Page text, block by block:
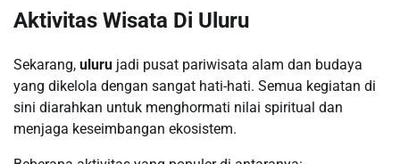
Aktivitas Wisata Di Uluru
Sekarang, uluru jadi pusat pariwisata alam dan budaya
yang dikelola dengan sangat hati-hati. Semua kegiatan di
sini diarahkan untuk menghormati nilai spiritual dan
menjaga keseimbangan ekosistem.